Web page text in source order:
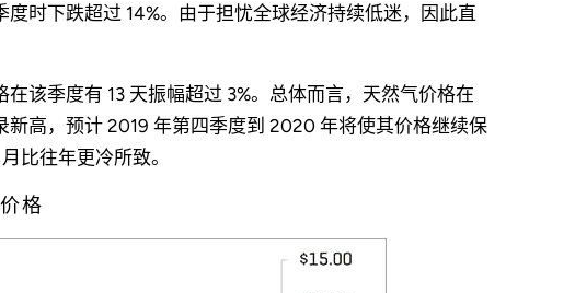
时下跌超过 14%。由于担忧全球经济持续低迷，因此直
该季度有 13 天振幅超过 3%。总体而言，天然气价格在
高，预计 2019 年第四季度到 2020 年将使其价格继续保
比往年更冷所致。
格